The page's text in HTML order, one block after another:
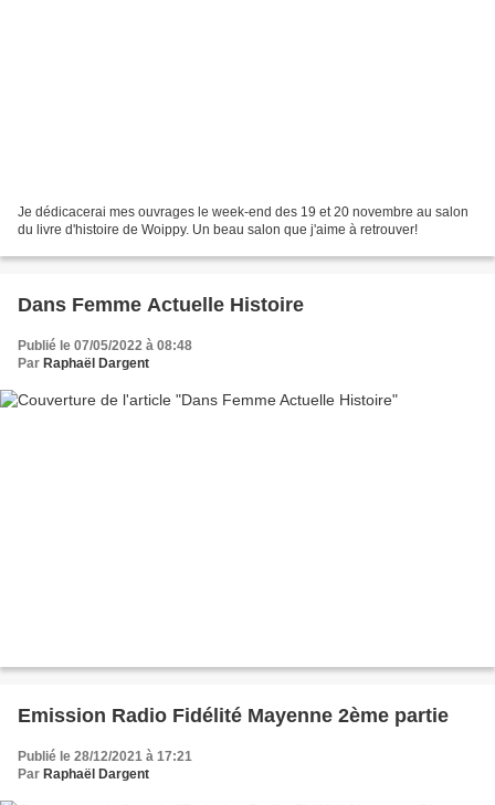
Je dédicacerai mes ouvrages le week-end des 19 et 20 novembre au salon
du livre d'histoire de Woippy. Un beau salon que j'aime à retrouver!
Dans Femme Actuelle Histoire
Publié le 07/05/2022 à 08:48
Par Raphaël Dargent
Emission Radio Fidélité Mayenne 2ème partie
Publié le 28/12/2021 à 17:21
Par Raphaël Dargent